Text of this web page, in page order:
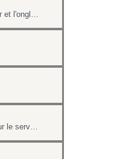
Liste des adresses mails en erreur et l'onglet Reporting
Optimisation de la place disque sur le serveur de mail